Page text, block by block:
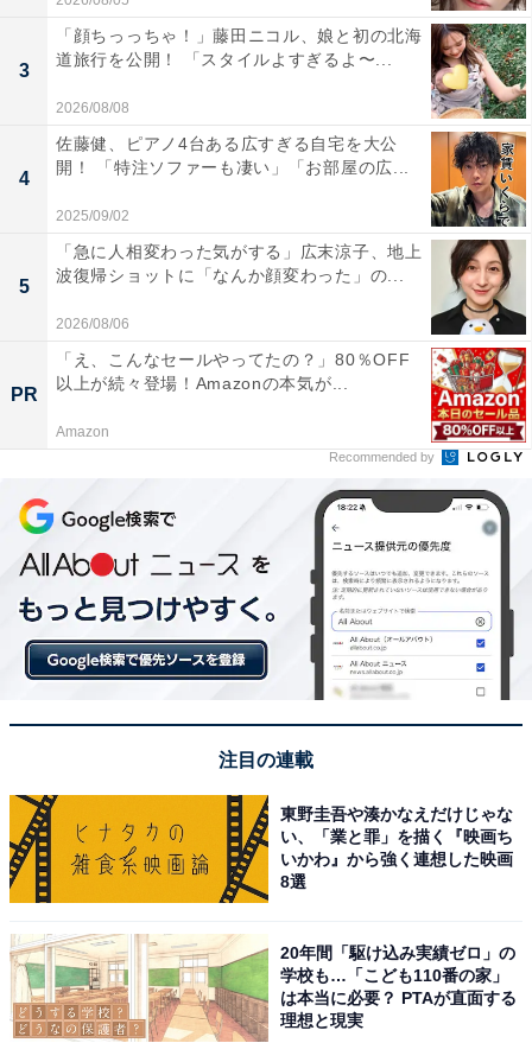
3
「顔ちっっちゃ！」藤田ニコル、娘と初の北海
道旅行を公開！ 「スタイルよすぎるよ〜...
2026/08/08
4
佐藤健、ピアノ4台ある広すぎる自宅を大公
開！ 「特注ソファーも凄い」「お部屋の広...
2025/09/02
5
「急に人相変わった気がする」広末涼子、地上
波復帰ショットに「なんか顔変わった」の...
2026/08/06
PR
「え、こんなセールやってたの？」80％OFF
以上が続々登場！Amazonの本気が...
Amazon
Recommended by
注目の連載
東野圭吾や湊かなえだけじゃな
い、「業と罪」を描く『映画ち
いかわ』から強く連想した映画
8選
20年間「駆け込み実績ゼロ」の
学校も…「こども110番の家」
は本当に必要？ PTAが直面する
理想と現実